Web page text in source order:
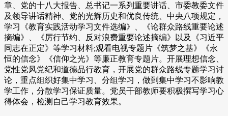
章、党的十八大报告、总书记一系列重要讲话、市委教委文件
及领导讲话精神、党的光辉历史和优良传统、中央八项规定，
学习《教育实践活动学习文件选编》、《论群众路线重要论述
摘编》、《厉行节约、反对浪费重要论述摘编》以及《习近平
同志在正定》等学习材料;观看电视专题片《筑梦之基》《永
恒的信念》《信仰之光》等廉正教育专题片。开展理想信念、
党性党风党纪和道德品行教育，开展党的群众路线专题学习讨
论，重点组织好集中学习、分组学习，做到集中学习不影响教
学工作，分散学习保证质量。党员干部教师要积极撰写学习心
得体会，检测自己学习教育效果。